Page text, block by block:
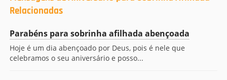
Relacionadas
Parabéns para sobrinha afilhada abençoada
Hoje é um dia abençoado por Deus, pois é nele que
celebramos o seu aniversário e posso...